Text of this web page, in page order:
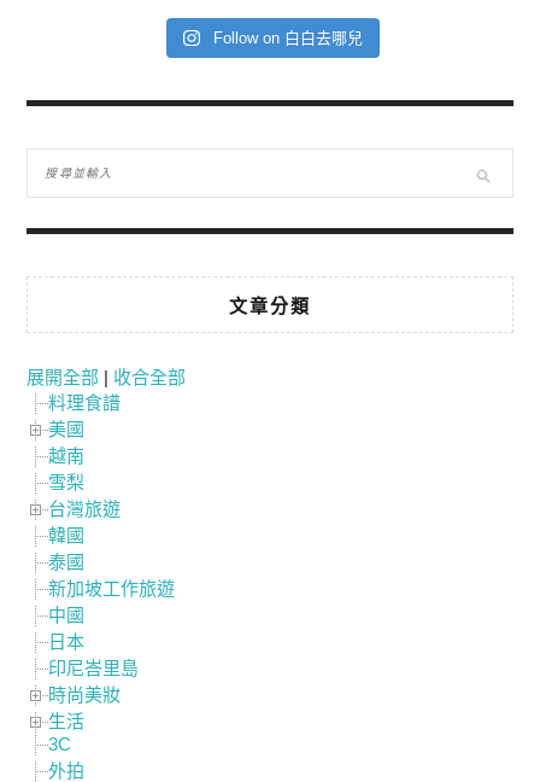
Follow on 白白去哪兒
文章分類
展開全部 | 收合全部
料理食譜
美國
越南
雪梨
台灣旅遊
韓國
泰國
新加坡工作旅遊
中國
日本
印尼峇里島
時尚美妝
生活
3C
外拍